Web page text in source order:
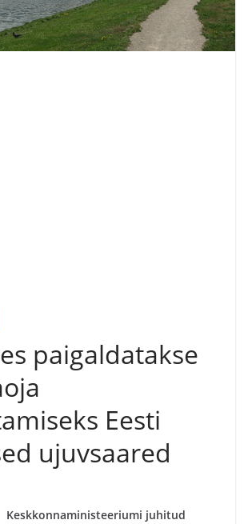
paigaldatakse
Eesti
ujuvsaared
Keskkonnaministeeriumi juhitud